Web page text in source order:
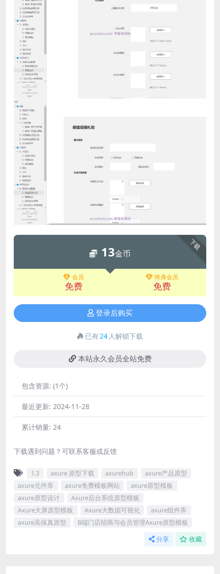
下载
13金币
会员
免费
终身会员
免费
登录后购买
已有24 人解锁下载
本站永久会员全站免费
包含资源: (1个)
最近更新: 2024-11-28
累计销量: 24
下载遇到问题？可联系客服或反馈
1.3 axure 原型下载 axurehub
axure产品原型
axure元件库
axure免费模板网站
axure原型模板
axure原型设计
Axure后台系统原型模板
Axure大屏原型模板
Axure大数据可视化
axure组件库
axure高保真原型
B端门店招商与会员管理Axure原型模板
分享 收藏